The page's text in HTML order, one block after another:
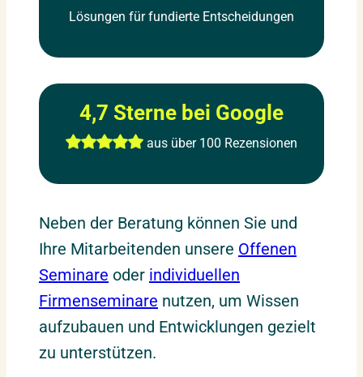
Lösungen für fundierte Entscheidungen
4,7 Sterne bei Google
​ aus über 100 Rezensionen
Neben der Beratung können Sie und
Ihre Mitarbeitenden unsere Offenen
Seminare oder individuellen
Firmenseminare nutzen, um Wissen
aufzubauen und Entwicklungen gezielt
zu unterstützen.